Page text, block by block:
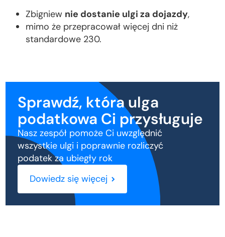
Zbigniew nie dostanie ulgi za dojazdy,
mimo że przepracował więcej dni niż
standardowe 230.
Sprawdź, która ulga
podatkowa Ci przysługuje
Nasz zespół pomoże Ci uwzględnić
wszystkie ulgi i poprawnie rozliczyć
podatek za ubiegły rok
Dowiedz się więcej